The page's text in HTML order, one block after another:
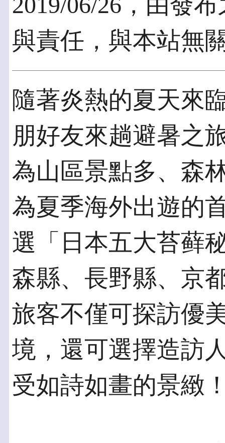
與責任，與本站無
隨著炎熱的夏天來
朋好友來趟避暑之
為山區景點多、森
為夏季海外出遊的
選「日本五大苔藓
森縣、長野縣、京
旅客不僅可探訪優
境，還可選擇造訪
受如詩如畫的景緻